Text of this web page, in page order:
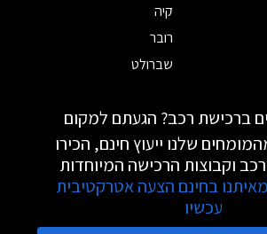
קיה
רובר
שברולט
ברכישת רכב? הגעתם למקום
שלנו ייעוץ חינם, הכירו
וקבוצות הרכישה המיוחדות
בחינם הצעה אטרקטיבית
עכשיו